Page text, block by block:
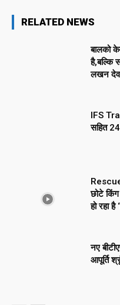
RELATED NEWS
बालको
है,बल्कि
लखन
IFS
सहित
छोटे
हो रहा है
नए
आपूर्ति